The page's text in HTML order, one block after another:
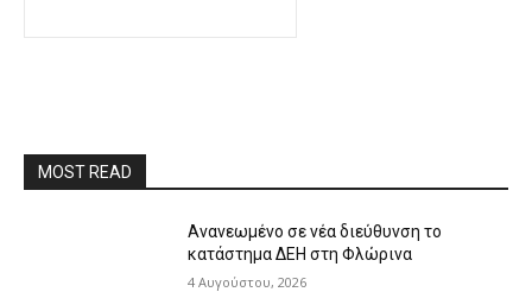
MOST READ
Ανανεωμένο σε νέα διεύθυνση το
κατάστημα ΔΕΗ στη Φλώρινα
4 Αυγούστου, 2026